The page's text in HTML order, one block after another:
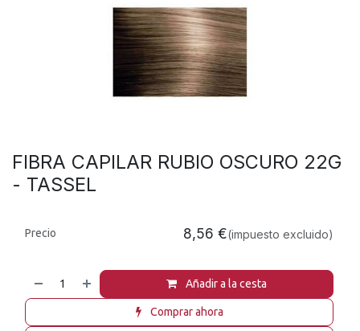
FIBRA CAPILAR RUBIO OSCURO 22G
- TASSEL
Añadir a la cesta
Comprar ahora
Precio 8,56 €(impuesto excluido)